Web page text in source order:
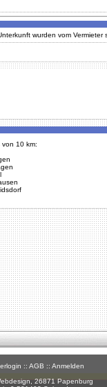
wurden vom
von 10 km:
:: AGB :: Anmelden
, 26871 Papenburg